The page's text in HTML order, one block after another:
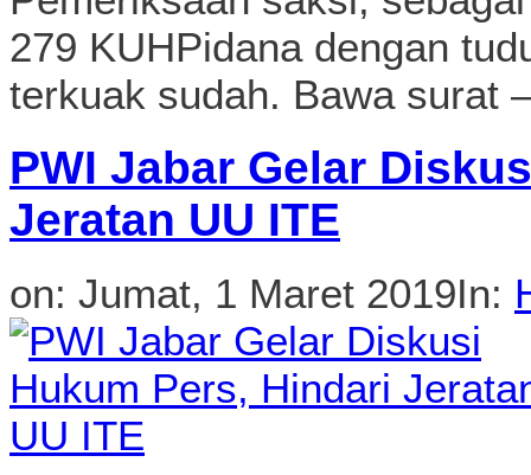
279 KUHPidana dengan
terkuak sudah. Bawa surat
PWI Jabar Gelar
Jeratan UU ITE
on: Jumat, 1 Maret 2019In: